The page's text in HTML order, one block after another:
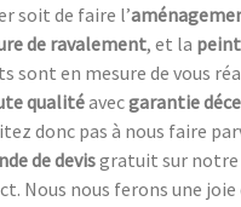
soit de faire l’
de ravalement, et la
sont en mesure de vous
qualitéavecgarantie
donc pas à nous faire
de devisgratuit sur notre
Nous nous ferons une joie